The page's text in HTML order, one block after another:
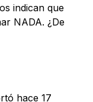
indican que
NADA. ¿De
hace 17